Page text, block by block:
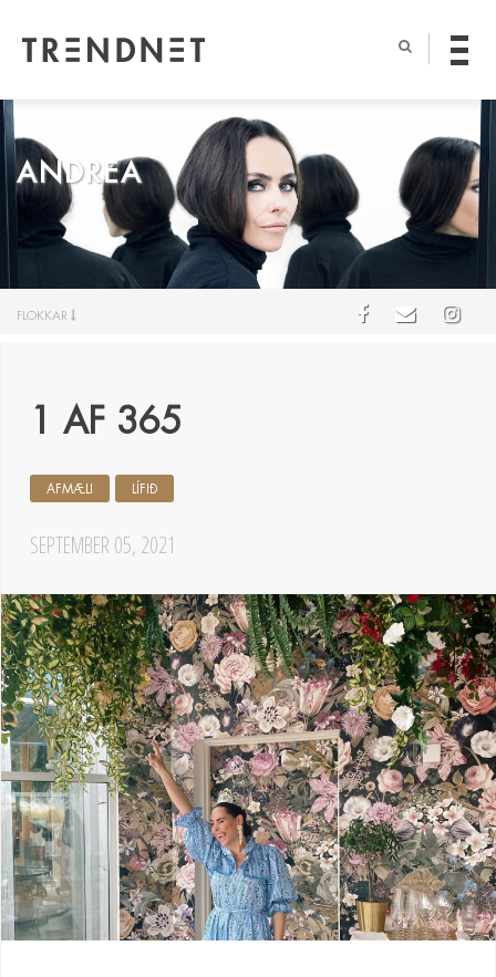
ANDREA
FLOKKAR
1 AF 365
SEPTEMBER 05, 2021
AFMÆLI LÍFIÐ